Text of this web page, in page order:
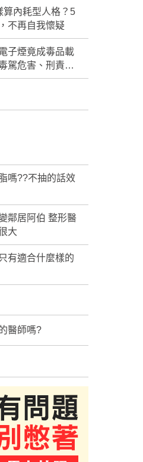
算內耗型人格？5
不再自我懷疑
子煙竟成毒品載
駕危害、刑責與
嗎??不抽的話效
鄰居阿伯 整形醫
大
有適合什麼樣的
醫師嗎?